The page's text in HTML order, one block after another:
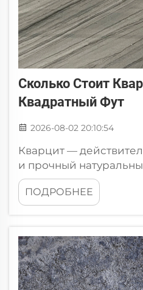
Сколько Стоит
Квадратный Фут
2026-08-02 20:10:54
Кварцит —
и прочный
широко используют
столешниц,
других местах как в
ценят кварцит
разнообразию
он пользуется
дизайнерских
ПОДРОБНЕЕ